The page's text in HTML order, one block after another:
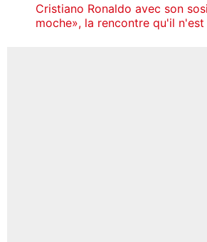
Cristiano Ronaldo avec son
moche», la rencontre qu'il